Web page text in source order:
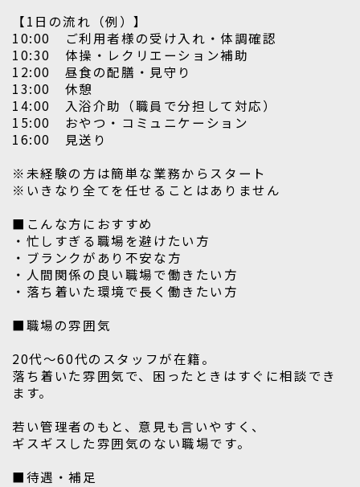
【1日の流れ（例）】
10:00 ご利用者様の受け入れ・体調確認
10:30 体操・レクリエーション補助
12:00 昼食の配膳・見守り
13:00 休憩
14:00 入浴介助（職員で分担して対応）
15:00 おやつ・コミュニケーション
16:00 見送り
※未経験の方は簡単な業務からスタート
※いきなり全てを任せることはありません
■こんな方におすすめ
・忙しすぎる職場を避けたい方
・ブランクがあり不安な方
・人間関係の良い職場で働きたい方
・落ち着いた環境で長く働きたい方
■職場の雰囲気
20代～60代のスタッフが在籍。
落ち着いた雰囲気で、困ったときはすぐに相談でき
ます。
若い管理者のもと、意見も言いやすく、
ギスギスした雰囲気のない職場です。
■待遇・補足